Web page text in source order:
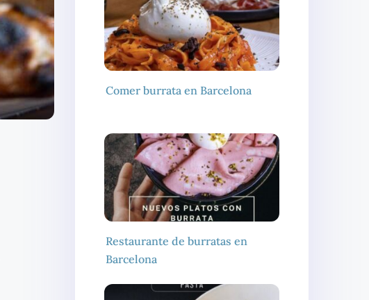
Comer burrata en Barcelona
Restaurante de burratas en
Barcelona